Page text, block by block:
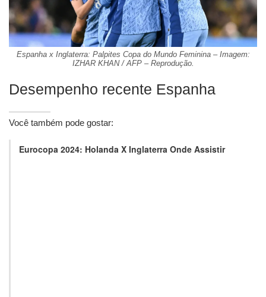
Espanha x Inglaterra: Palpites Copa do Mundo Feminina – Imagem:
IZHAR KHAN / AFP – Reprodução.
Desempenho recente Espanha
Você também pode gostar:
Eurocopa 2024: Holanda X Inglaterra Onde Assistir